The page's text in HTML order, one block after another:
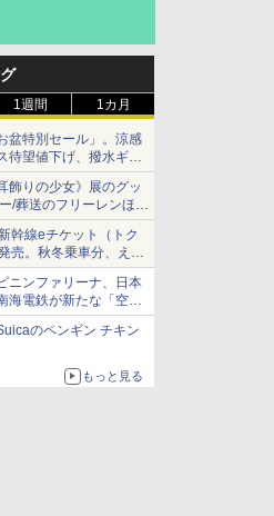
1週間 1カ月
盆特別セール」。涼感
待望値下げ、撥水ギア
飾りの少女》展のグッ
/葬送のフリーレンほ
が実現
幹線eチケット（トク
売。秋冬乗車分、えき
ニンファリーナ、日本
海電鉄が新たな「空港
入
のペンギン チキン
もっと見る